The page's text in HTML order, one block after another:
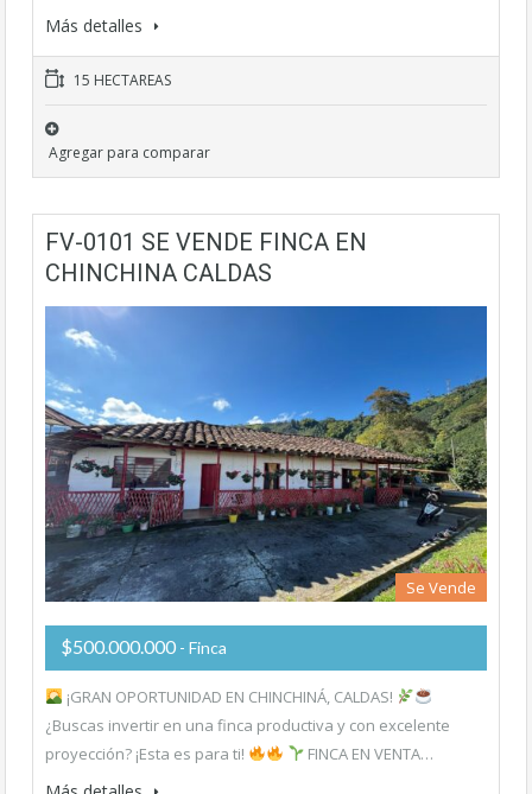
Más detalles
15 HECTAREAS
Agregar para comparar
FV-0101 SE VENDE FINCA EN
CHINCHINA CALDAS
Se Vende
$500.000.000 - Finca
¡GRAN OPORTUNIDAD EN CHINCHINÁ, CALDAS!
¿Buscas invertir en una finca productiva y con excelente
proyección? ¡Esta es para ti!
FINCA EN VENTA…